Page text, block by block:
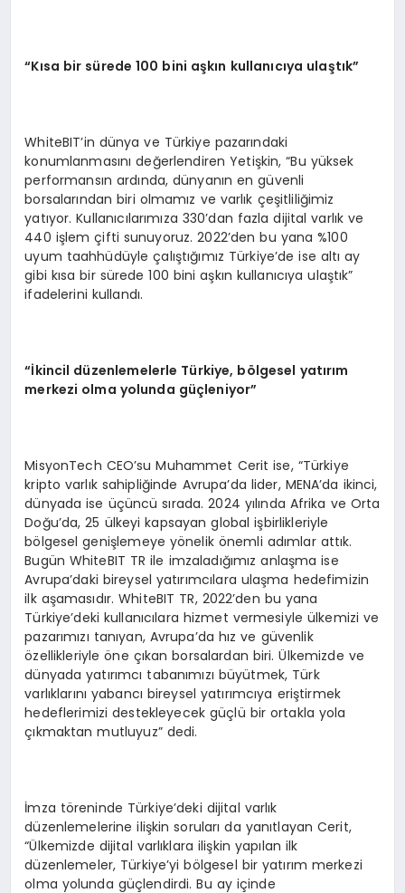
“Kısa bir sürede 100 bini aşkın kullanıcıya ulaştık”
WhiteBIT’in dünya ve Türkiye pazarındaki
konumlanmasını değerlendiren Yetişkin, “Bu yüksek
performansın ardında, dünyanın en güvenli
borsalarından biri olmamız ve varlık çeşitliliğimiz
yatıyor. Kullanıcılarımıza 330’dan fazla dijital varlık ve
440 işlem çifti sunuyoruz. 2022’den bu yana %100
uyum taahhüdüyle çalıştığımız Türkiye’de ise altı ay
gibi kısa bir sürede 100 bini aşkın kullanıcıya ulaştık”
ifadelerini kullandı.
“İkincil düzenlemelerle Türkiye, bölgesel yatırım
merkezi olma yolunda güçleniyor”
MisyonTech CEO’su Muhammet Cerit ise, “Türkiye
kripto varlık sahipliğinde Avrupa’da lider, MENA’da ikinci,
dünyada ise üçüncü sırada. 2024 yılında Afrika ve Orta
Doğu’da, 25 ülkeyi kapsayan global işbirlikleriyle
bölgesel genişlemeye yönelik önemli adımlar attık.
Bugün WhiteBIT TR ile imzaladığımız anlaşma ise
Avrupa’daki bireysel yatırımcılara ulaşma hedefimizin
ilk aşamasıdır. WhiteBIT TR, 2022’den bu yana
Türkiye’deki kullanıcılara hizmet vermesiyle ülkemizi ve
pazarımızı tanıyan, Avrupa’da hız ve güvenlik
özellikleriyle öne çıkan borsalardan biri. Ülkemizde ve
dünyada yatırımcı tabanımızı büyütmek, Türk
varlıklarını yabancı bireysel yatırımcıya eriştirmek
hedeflerimizi destekleyecek güçlü bir ortakla yola
çıkmaktan mutluyuz” dedi.
İmza töreninde Türkiye’deki dijital varlık
düzenlemelerine ilişkin soruları da yanıtlayan Cerit,
“Ülkemizde dijital varlıklara ilişkin yapılan ilk
düzenlemeler, Türkiye’yi bölgesel bir yatırım merkezi
olma yolunda güçlendirdi. Bu ay içinde